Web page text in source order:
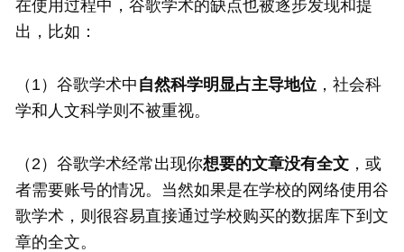
在使用过程中，谷歌学术的缺点也被逐步发现和提
出，比如：
（1）谷歌学术中 自然科学明显占主导地位 ，社会科
学和人文科学则不被重视。
（2）谷歌学术经常出现你想要的文章没有全文 ，或
者需要账号的情况。当然如果是在学校的网络使用谷
歌学术，则很容易直接通过学校购买的数据库下到文
章的全文。